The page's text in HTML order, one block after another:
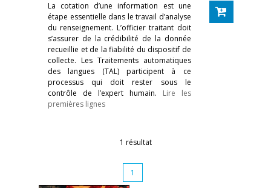
La cotation d’une information est une
étape essentielle dans le travail d’analyse
du renseignement. L’officier traitant doit
s’assurer de la crédibilité de la donnée
recueillie et de la fiabilité du dispositif de
collecte. Les Traitements automatiques
des langues (TAL) participent à ce
processus qui doit rester sous le
contrôle de l’expert humain. Lire les
premières lignes
1 résultat
1